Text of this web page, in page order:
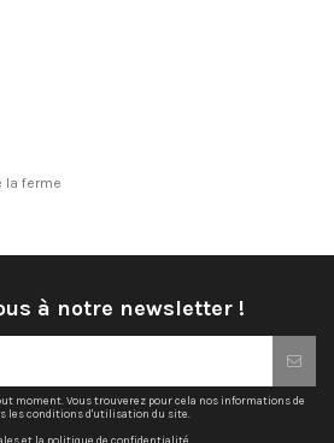
la ferme
à notre newsletter !
moment. Vous trouverez pour cela nos informations de
les conditions d'utilisation du site.
et la politique de confidentialité